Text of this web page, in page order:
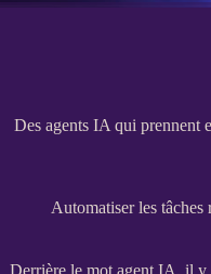
Des agents IA qui prennent
Automatiser les
Derrière le mot agent IA, il y